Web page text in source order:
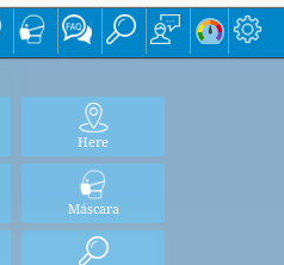
Here
Máscara